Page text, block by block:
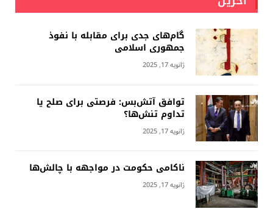
گام‌های جدی برای مقابله با نفوذ
جمهوری اسلامى
ژانویه 17, 2025
توافق آتش‌بس: فرصتی برای صلح یا
تداوم تنش‌ها؟
ژانویه 17, 2025
ناکامی حکومت در مواجهه با چالش‌ها
ژانویه 17, 2025